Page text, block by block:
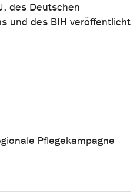
des Deutschen
und des BIH veröffentlicht
Pflegekampagne